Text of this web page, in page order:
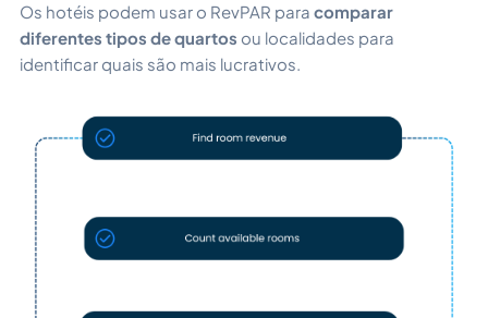
Os hotéis podem usar o RevPAR para comparar
diferentes tipos de quartos ou localidades para
identificar quais são mais lucrativos.